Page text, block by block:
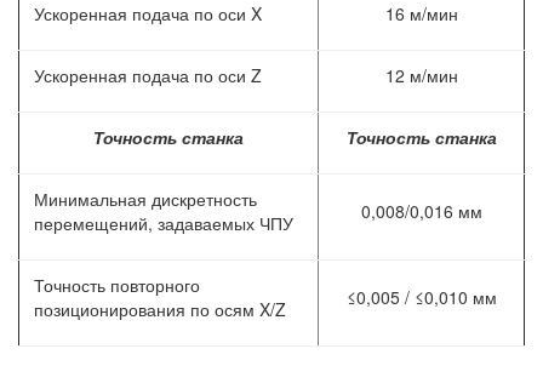
Ускоренная подача по оси X 16 м/мин
Ускоренная подача по оси Z 12 м/мин
Точность станка Точность станка
Минимальная дискретность
перемещений, задаваемых ЧПУ
0,008/0,016 мм
Точность повторного
позиционирования по осям X/Z
≤0,005 / ≤0,010 мм